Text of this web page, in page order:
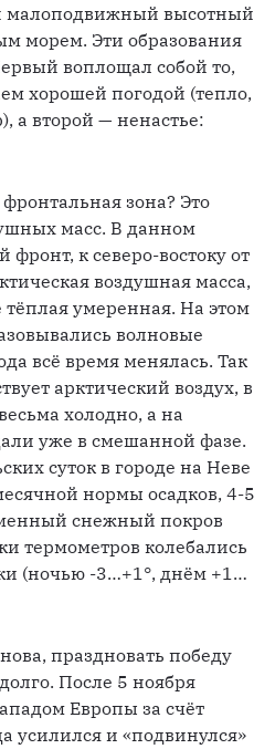
малоподвижный высотный
морем. Эти образования
воплощал собой то,
хорошей погодой (тепло,
а второй — ненастье:
зона? Это
масс. В данном
фронт, к северо-востоку от
воздушная масса,
умеренная. На этом
волновые
всё время менялась. Так
арктический воздух, в
холодно, а на
уже в смешанной фазе.
суток в городе на Неве
нормы осадков, 4-5
снежный покров
термометров колебались
(ночью -3…+1°, днём +1…
праздновать победу
После 5 ноября
Европы за счёт
усилился и «подвинулся»